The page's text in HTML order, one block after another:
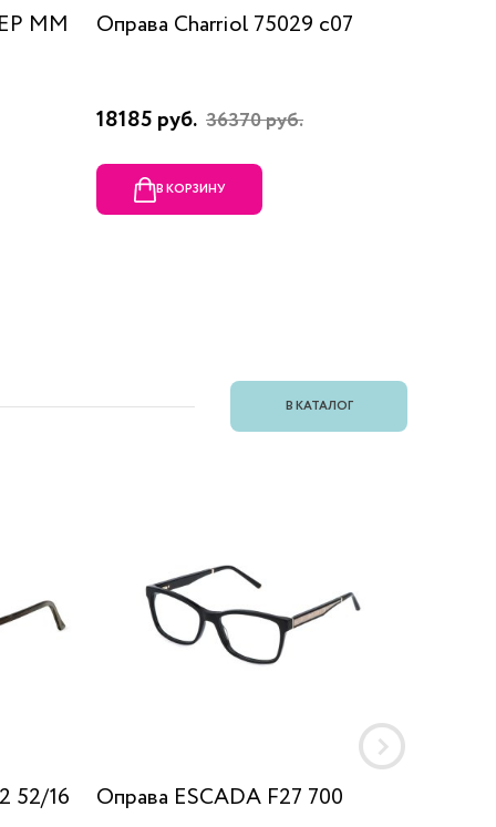
MM Оправа Charriol 75029 c07
18185 руб. 36370 руб.
В КОРЗИНУ
В КАТАЛОГ
52/16 Оправа ESCADA F27 700